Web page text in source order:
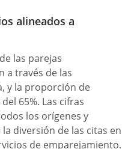
alineados a
las parejas
a través de las
y la proporción de
65%. Las cifras
los orígenes y
diversión de las citas en
de emparejamiento.